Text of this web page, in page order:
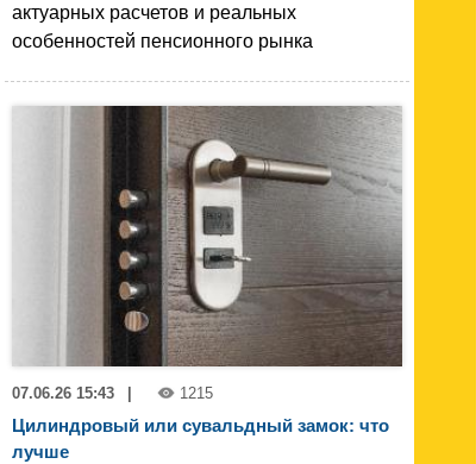
актуарных расчетов и реальных
особенностей пенсионного рынка
07.06.26 15:43 1215
Цилиндровый или сувальдный замок: что
лучше